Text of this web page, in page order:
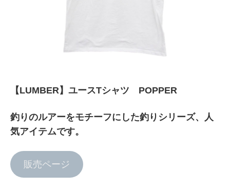
【LUMBER】ユースTシャツ POPPER
釣りのルアーをモチーフにした釣りシリーズ、人
気アイテムです。
販売ページ